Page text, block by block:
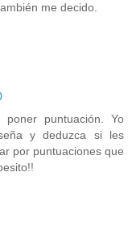
me decido.
puntuación. Yo
y deduzca si les
por puntuaciones que